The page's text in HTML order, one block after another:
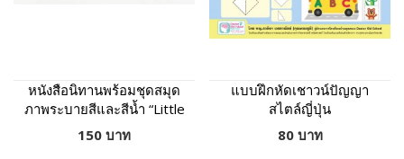
หนังสือนิทานพร้อมชุดสมุด
ภาพระบายสีและสีน้ำ “Little
Artist : Animals” ปกฟ้า
150 บาท
แบบฝึกหัดเชาวน์ปัญญา
สไตล์ญี่ปุ่น
80 บาท